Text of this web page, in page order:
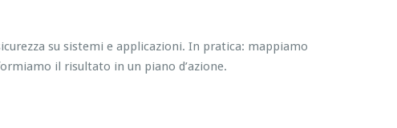
su sistemi e applicazioni. In pratica: mappiamo
il risultato in un piano d’azione.